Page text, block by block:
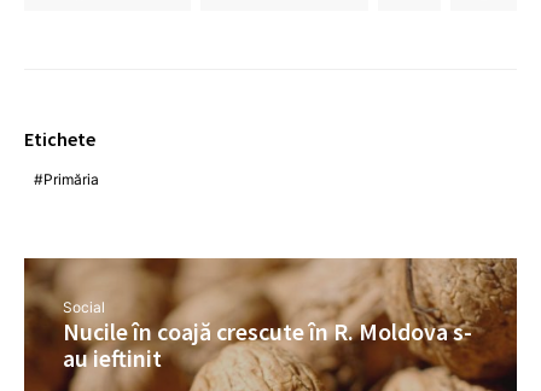
Etichete
Primăria
Social
Nucile în coajă crescute în R. Moldova s-
au ieftinit